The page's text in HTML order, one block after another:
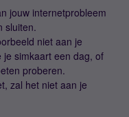
jouw internetprobleem
sluiten.
niet aan je
simkaart een dag, of
proberen.
zal het niet aan je